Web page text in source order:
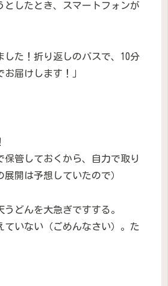
としたとき、スマートフォンが
した！折り返しのバスで、10分
届けします！」
保管しておくから、自力で取り
展開は予想していたので）
どんを大急ぎですする。
ていない（ごめんなさい）。た